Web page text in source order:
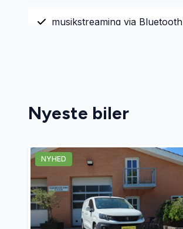
musikstreaming via Bluetooth
Nyeste biler
NYHED